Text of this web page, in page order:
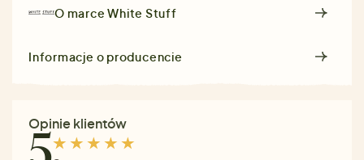
O marceWhite Stuff
Informacje o producencie
Opinie klientów